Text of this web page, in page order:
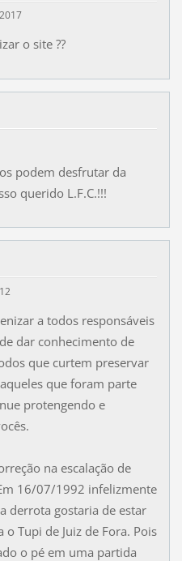
o site ??
podem desfrutar da
querido L.F.C.!!!
a todos responsáveis
dar conhecimento de
que curtem preservar
que foram parte
protengendo e
na escalação de
16/07/1992 infelizmente
derrota gostaria de estar
Tupi de Juiz de Fora. Pois
o pé em uma partida